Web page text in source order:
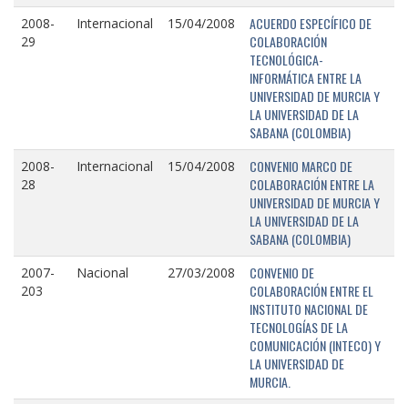
2008-
29
Internacional 15/04/2008
ACUERDO ESPECÍFICO DE
COLABORACIÓN
TECNOLÓGICA-
INFORMÁTICA ENTRE LA
UNIVERSIDAD DE MURCIA Y
LA UNIVERSIDAD DE LA
SABANA (COLOMBIA)
2008-
28
Internacional 15/04/2008
CONVENIO MARCO DE
COLABORACIÓN ENTRE LA
UNIVERSIDAD DE MURCIA Y
LA UNIVERSIDAD DE LA
SABANA (COLOMBIA)
2007-
203
Nacional 27/03/2008
CONVENIO DE
COLABORACIÓN ENTRE EL
INSTITUTO NACIONAL DE
TECNOLOGÍAS DE LA
COMUNICACIÓN (INTECO) Y
LA UNIVERSIDAD DE
MURCIA.